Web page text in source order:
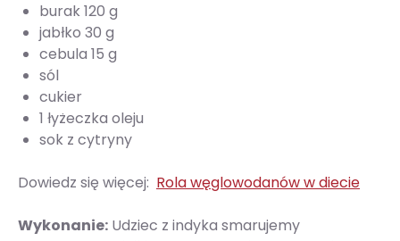
burak 120 g
jabłko 30 g
cebula 15 g
sól
cukier
1 łyżeczka oleju
sok z cytryny
Dowiedz się więcej: Rola węglowodanów w diecie
Wykonanie: Udziec z indyka smarujemy